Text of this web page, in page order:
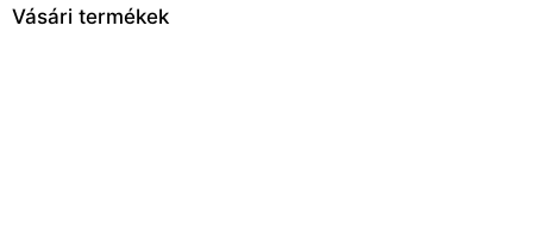
Vásári termékek